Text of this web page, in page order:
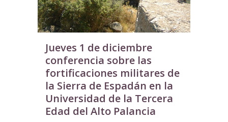
Jueves 1 de diciembre
conferencia sobre las
fortificaciones militares de
la Sierra de Espadán en la
Universidad de la Tercera
Edad del Alto Palancia